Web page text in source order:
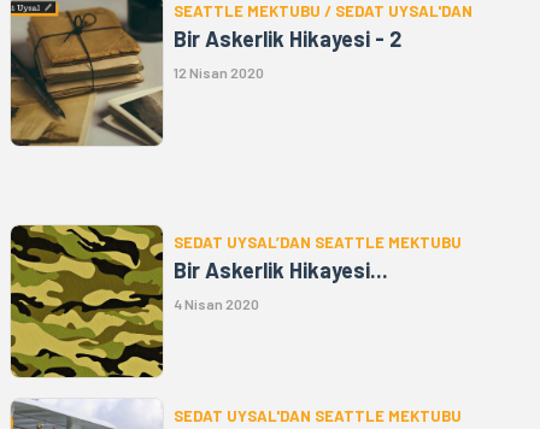
SEATTLE MEKTUBU / SEDAT UYSAL'DAN
Bir Askerlik Hikayesi - 2
12 Nisan 2020
SEDAT UYSAL’DAN SEATTLE MEKTUBU
Bir Askerlik Hikayesi...
4 Nisan 2020
SEDAT UYSAL'DAN SEATTLE MEKTUBU